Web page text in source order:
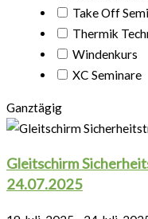
Take Off
Thermik
Windenkurs
XC Seminare
Ganztägig
Gleitschirm
24.07.2025